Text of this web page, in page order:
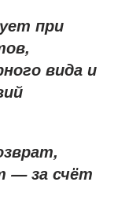
при
вида и
—за счёт